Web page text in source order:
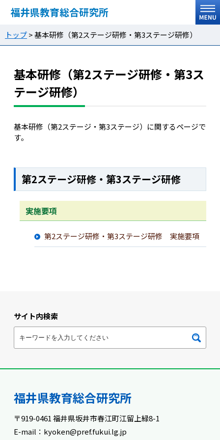
福井県教育総合研究所
トップ>基本研修（第2ステージ研修・第3ステージ研修）
基本研修（第2ステージ研修・第3ス
テージ研修）
基本研修（第2ステージ・第3ステージ）に関するページで
す。
第2ステージ研修・第3ステージ研修
実施要項
第2ステージ研修・第3ステージ研修 実施要項
サイト内検索
福井県教育総合研究所
〒919-0461 福井県坂井市春江町江留上緑8-1
E-mail：kyoken@pref.fukui.lg.jp